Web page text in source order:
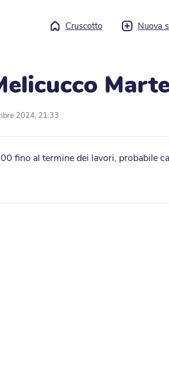
Cruscotto Nuova
2024, 21:33
fino al termine dei lavori, probabile